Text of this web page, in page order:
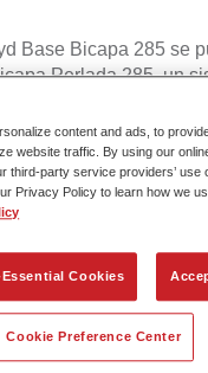
Base Bicapa 285 se
Perlada 285, un
calidad. Se basa
de poliuretano para
producto
del color.
con barniz HS de la
content and ads, to
website traffic. By using our
third-party service providers’ use
Privacy Policy to learn how we
Cookies
Cookie Preference Center